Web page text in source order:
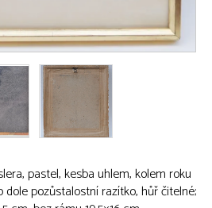
pastel, kesba uhlem, kolem roku
dole pozůstalostní razítko, hůř čitelné;